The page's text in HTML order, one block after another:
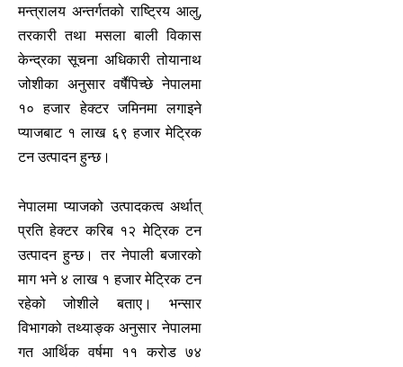
मन्त्रालय अन्तर्गतको राष्ट्रिय आलु,
तरकारी तथा मसला बाली विकास
केन्द्रका सूचना अधिकारी तोयानाथ
जोशीका अनुसार वर्षैपिच्छे नेपालमा
१० हजार हेक्टर जमिनमा लगाइने
प्याजबाट १ लाख ६९ हजार मेट्रिक
टन उत्पादन हुन्छ।
नेपालमा प्याजको उत्पादकत्व अर्थात्
प्रति हेक्टर करिब १२ मेट्रिक टन
उत्पादन हुन्छ। तर नेपाली बजारको
माग भने ४ लाख १ हजार मेट्रिक टन
रहेको जोशीले बताए। भन्सार
विभागको तथ्याङ्क अनुसार नेपालमा
गत आर्थिक वर्षमा ११ करोड ७४